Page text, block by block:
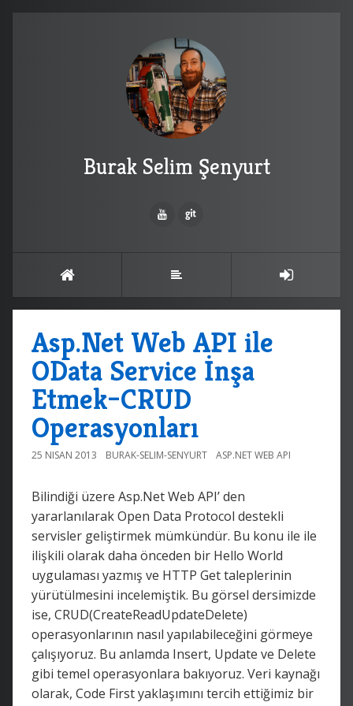
Burak Selim Şenyurt
Asp.Net Web API ile
OData Service İnşa
Etmek–CRUD
Operasyonları
25 NISAN 2013 BURAK-SELIM-SENYURT ASP.NET WEB API
Bilindiği üzere Asp.Net Web API’ den
yararlanılarak Open Data Protocol destekli
servisler geliştirmek mümkündür. Bu konu ile ile
ilişkili olarak daha önceden bir Hello World
uygulaması yazmış ve HTTP Get taleplerinin
yürütülmesini incelemiştik. Bu görsel dersimizde
ise, CRUD(CreateReadUpdateDelete)
operasyonlarının nasıl yapılabileceğini görmeye
çalışıyoruz. Bu anlamda Insert, Update ve Delete
gibi temel operasyonlara bakıyoruz. Veri kaynağı
olarak, Code First yaklaşımını tercih ettiğimiz bir